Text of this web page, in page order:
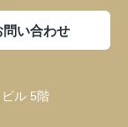
問い合わせ
ル 5階